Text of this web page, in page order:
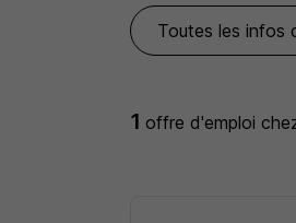
Toutes les infos
1offre d'emploi